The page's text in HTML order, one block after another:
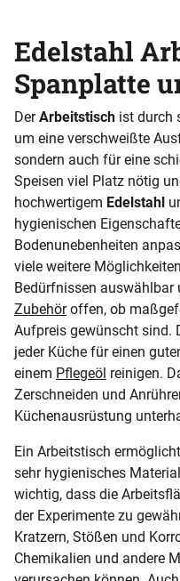
Edelstahl
Spanplatte
DerArbeitstisch ist durch
um eine verschweißte
sondern auch für eine
Speisen viel Platz nötig
hochwertigem Edelstahl
hygienischen
Bodenunebenheiten
viele weitere
Bedürfnissen auswählbar
Zubehöroffen, ob
Aufpreis gewünscht sind.
jeder Küche für einen
einem Pflegeöl reinigen.
Zerschneiden und
Küchenausrüstung
Ein Arbeitstisch
sehr hygienisches
wichtig, dass die
der Experimente zu
Kratzern, Stößen und
Chemikalien und andere